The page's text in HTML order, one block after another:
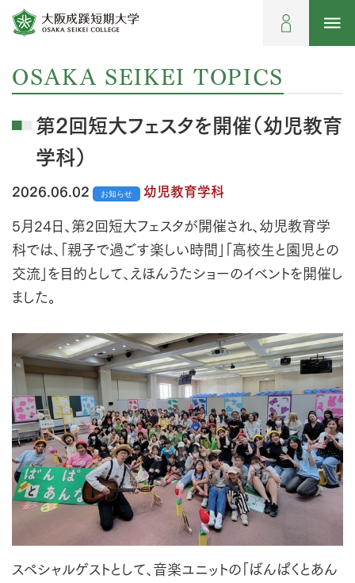
OSAKA SEIKEI TOPICS
第2回短大フェスタを開催（幼児教育
学科）
2026.06.02 お知らせ 幼児教育学科
5月24日、第2回短大フェスタが開催され、幼児教育学
科では、「親子で過ごす楽しい時間」「高校生と園児との
交流」を目的として、えほんうたショーのイベントを開催し
ました。
スペシャルゲストとして、音楽ユニットの「ばんぱくとあん